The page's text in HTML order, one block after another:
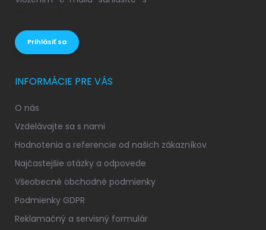
Prihlásiť sa
INFORMÁCIE PRE VÁS
O nás
Vzdelávajte sa s nami
Hodnotenia a referencie od našich zákazníkov
Najčastejšie otázky a odpovede
Všeobecné obchodné podmienky
Podmienky GDPR
Reklamačný a servisný formulár